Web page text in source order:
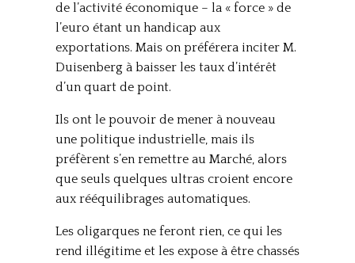
de l’activité économique – la « force » de
l’euro étant un handicap aux
exportations. Mais on préférera inciter M.
Duisenberg à baisser les taux d’intérêt
d’un quart de point.
Ils ont le pouvoir de mener à nouveau
une politique industrielle, mais ils
préfèrent s’en remettre au Marché, alors
que seuls quelques ultras croient encore
aux rééquilibrages automatiques.
Les oligarques ne feront rien, ce qui les
rend illégitime et les expose à être chassés